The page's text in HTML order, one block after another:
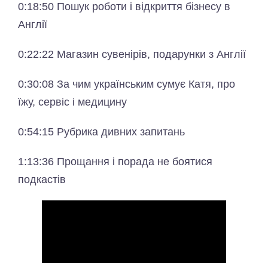
0:18:50 Пошук роботи і відкриття бізнесу в
Англії
0:22:22 Магазин сувенірів, подарунки з Англії
0:30:08 За чим українським сумує Катя, про
їжу, сервіс і медицину
0:54:15 Рубрика дивних запитань
1:13:36 Прощання і порада не боятися
подкастів